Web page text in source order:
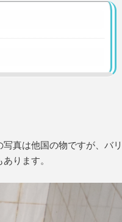
真は他国の物ですが、バリ
ります。